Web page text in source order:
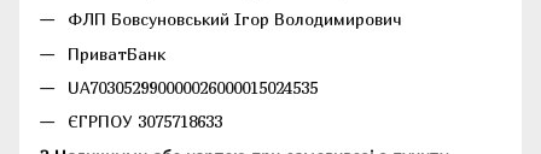
ФЛП Бовсуновський Ігор Володимирович
ПриватБанк
UA703052990000026000015024535
ЄГРПОУ 3075718633